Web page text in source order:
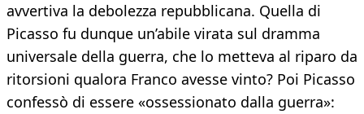
avvertiva la debolezza repubblicana. Quella di
Picasso fu dunque un’abile virata sul dramma
universale della guerra, che lo metteva al riparo da
ritorsioni qualora Franco avesse vinto? Poi Picasso
confessò di essere «ossessionato dalla guerra»: